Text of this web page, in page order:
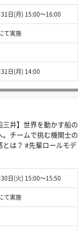
日(月) 15:00〜16:00
て実施
日(月) 14:00
三井】世界を動かす船の
。チームで挑む機関士の
とは？ #先輩ロールモデ
日(火) 15:00〜15:50
て実施